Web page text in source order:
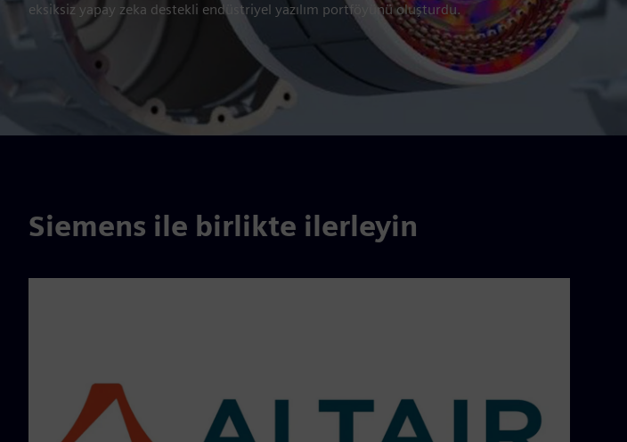
eksiksiz yapay zeka destekli endüstriyel yazılım portföyünü oluşturdu.
Siemens ile birlikte ilerleyin